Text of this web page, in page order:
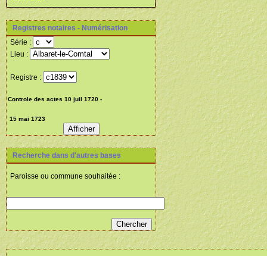
Registres notaires - Numérisation
Série :
Lieu :
Registre :
Recherche dans d'autres bases
Paroisse ou commune souhaitée :